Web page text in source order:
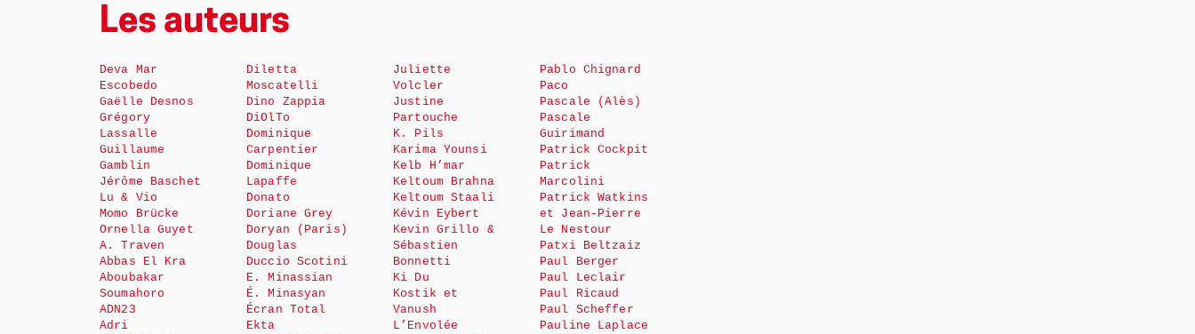
Les auteurs
Deva Mar
Escobedo
Gaëlle Desnos
Grégory
Lassalle
Guillaume
Gamblin
Jérôme Baschet
Lu & Vio
Momo Brücke
Ornella Guyet
A. Traven
Abbas El Kra
Aboubakar
Soumahoro
ADN23
Adri
Diletta
Moscatelli
Dino Zappia
DiOlTo
Dominique
Carpentier
Dominique
Lapaffe
Donato
Doriane Grey
Doryan (Paris)
Douglas
Duccio Scotini
E. Minassian
É. Minasyan
Écran Total
Ekta
Juliette
Volcler
Justine
Partouche
K. Pils
Karima Younsi
Kelb H’mar
Keltoum Brahna
Keltoum Staali
Kévin Eybert
Kevin Grillo &
Sébastien
Bonnetti
Ki Du
Kostik et
Vanush
L’Envolée
Pablo Chignard
Paco
Pascale (Alès)
Pascale
Guirimand
Patrick Cockpit
Patrick
Marcolini
Patrick Watkins
et Jean-Pierre
Le Nestour
Patxi Beltzaiz
Paul Berger
Paul Leclair
Paul Ricaud
Paul Scheffer
Pauline Laplace